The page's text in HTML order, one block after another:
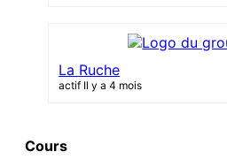
La Ruche
actif Il y a 4 mois
Cours